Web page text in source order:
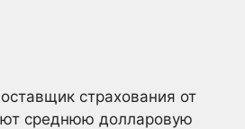
страхования от
среднюю долларовую